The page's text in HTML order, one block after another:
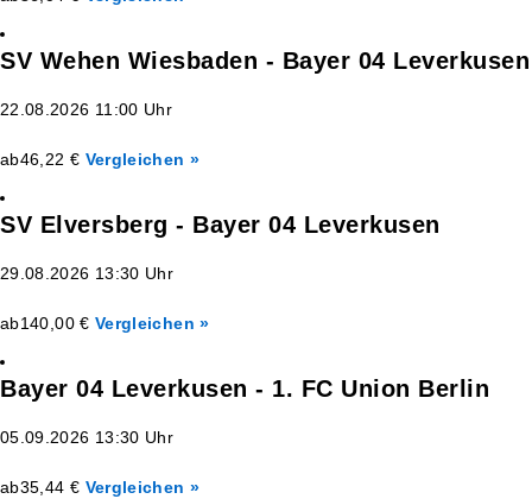
SV Wehen Wiesbaden - Bayer 04 Leverkusen
22.08.2026 11:00 Uhr
ab46,22 € Vergleichen »
SV Elversberg - Bayer 04 Leverkusen
29.08.2026 13:30 Uhr
ab140,00 € Vergleichen »
Bayer 04 Leverkusen - 1. FC Union Berlin
05.09.2026 13:30 Uhr
ab35,44 € Vergleichen »